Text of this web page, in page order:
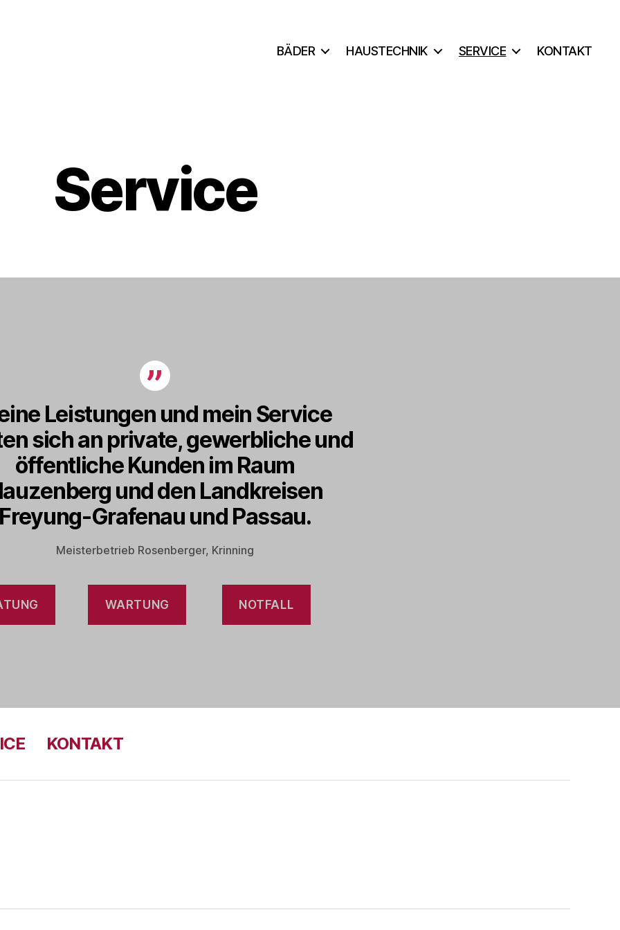
BÄDER HAUSTECHNIK SERVICE KONTAKT
Service
Leistungen und mein Service
sich an private, gewerbliche und
öffentliche Kunden im Raum
und den Landkreisen
Freyung-Grafenau und Passau.
Meisterbetrieb Rosenberger, Krinning
WARTUNG NOTFALL
KONTAKT